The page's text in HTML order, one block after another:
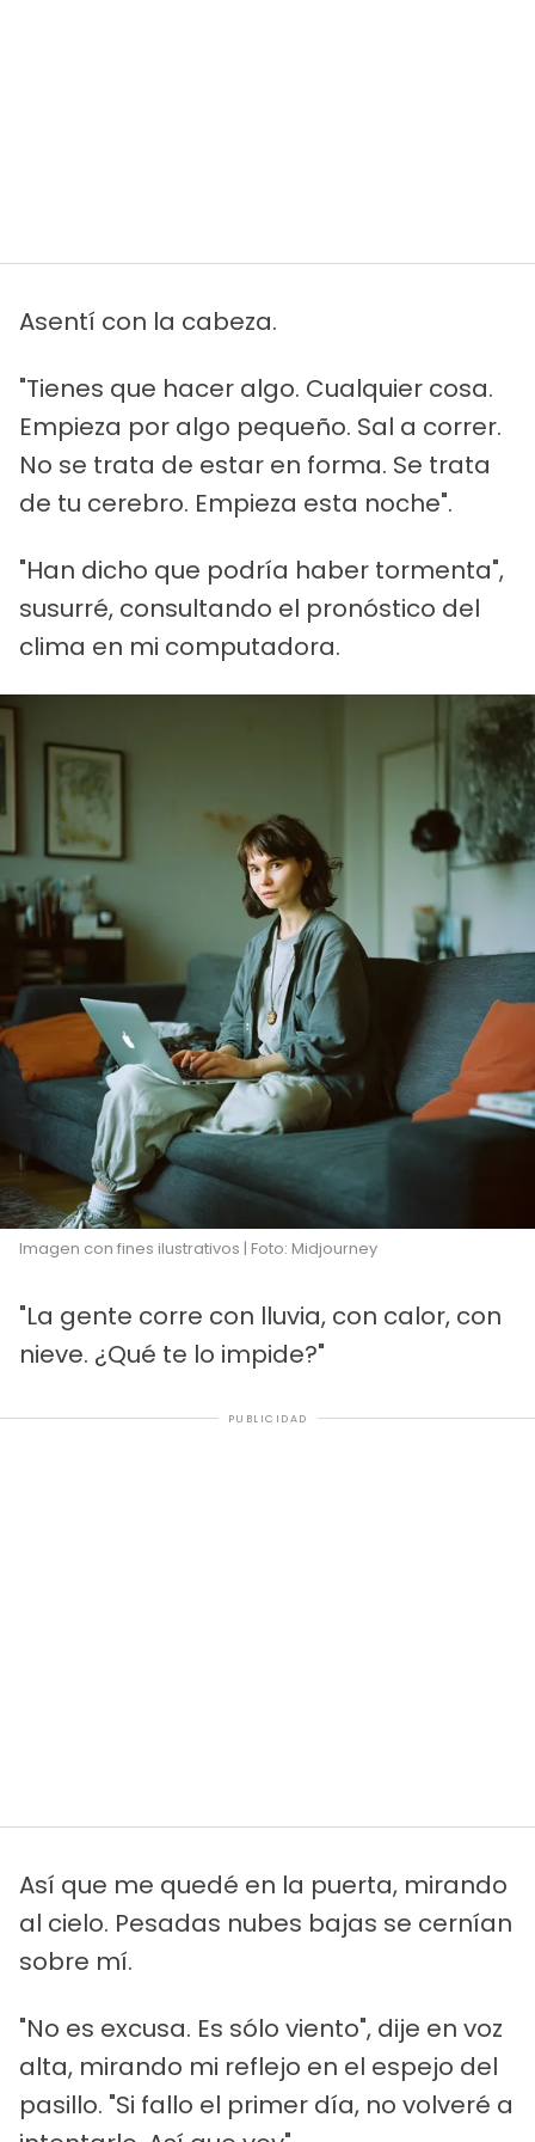
Asentí con la cabeza.
"Tienes que hacer algo. Cualquier cosa.
Empieza por algo pequeño. Sal a correr.
No se trata de estar en forma. Se trata
de tu cerebro. Empieza esta noche".
"Han dicho que podría haber tormenta",
susurré, consultando el pronóstico del
clima en mi computadora.
Imagen con fines ilustrativos | Foto: Midjourney
"La gente corre con lluvia, con calor, con
nieve. ¿Qué te lo impide?"
PUBLICIDAD
Así que me quedé en la puerta, mirando
al cielo. Pesadas nubes bajas se cernían
sobre mí.
"No es excusa. Es sólo viento", dije en voz
alta, mirando mi reflejo en el espejo del
pasillo. "Si fallo el primer día, no volveré a